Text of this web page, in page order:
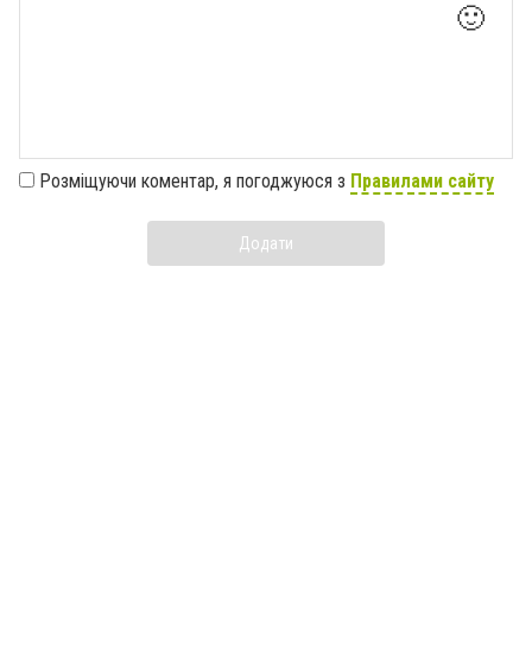
🙂
Розміщуючи коментар, я погоджуюся з Правилами сайту
Додати